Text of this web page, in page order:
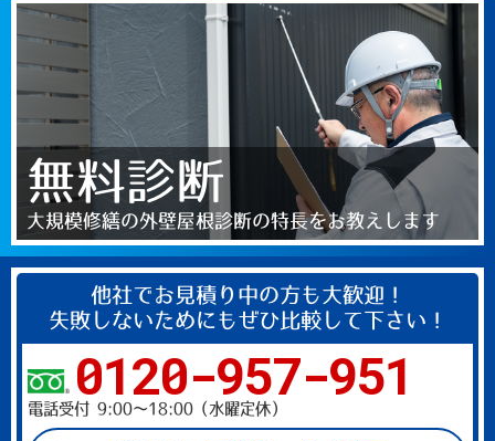
無料診断
大規模修繕の外壁屋根診断の特長をお教えします
他社でお見積り中の方も大歓迎！
失敗しないためにもぜひ比較して下さい！
0120-957-951
電話受付 9:00～18:00（水曜定休）